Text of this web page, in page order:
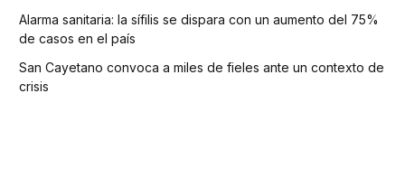
Alarma sanitaria: la sífilis se dispara con un aumento del 75%
de casos en el país
San Cayetano convoca a miles de fieles ante un contexto de
crisis